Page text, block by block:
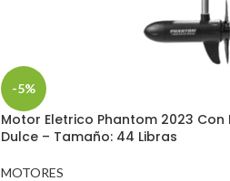
-5%
Motor Eletrico Phantom 2023 Con
Dulce – Tamaño: 44 Libras
MOTORES